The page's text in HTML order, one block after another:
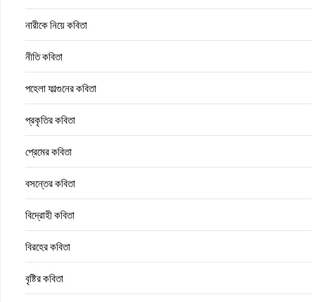
নারীকে নিয়ে কবিতা
নীতি কবিতা
পহেলা ফাল্গুনের কবিতা
প্রকৃতির কবিতা
প্রেমের কবিতা
বসন্তের কবিতা
বিদ্রোহী কবিতা
বিরহের কবিতা
বৃষ্টির কবিতা